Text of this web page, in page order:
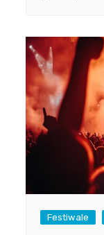
Festiwale